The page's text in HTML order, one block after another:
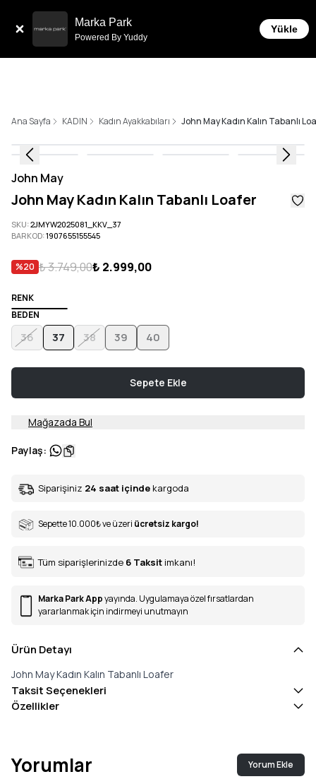
Marka Park
Powered By Yuddy
Yükle
Ana Sayfa KADIN Kadın Ayakkabıları John May Kadın Kalın Tabanlı
John May
John May Kadın Kalın Tabanlı Loafer
SKU:2JMYW2025081_KKV_37
BARKOD:1907655155545
%20 ₺ 3.749,00₺ 2.999,00
RENK
BEDEN
36 37 38 39 40
Sepete Ekle
Mağazada Bul
Paylaş:
Siparişiniz 24 saat içinde kargoda
Sepette 10.000₺ve üzeri ücretsiz kargo!
Tüm siparişlerinizde 6 Taksit imkanı!
Marka Park Appyayında. Uygulamaya özel fırsatlardan
yararlanmak için indirmeyi unutmayın
Ürün Detayı
John May Kadın Kalın Tabanlı Loafer
Taksit Seçenekleri
Özellikler
Yorumlar Yorum Ekle